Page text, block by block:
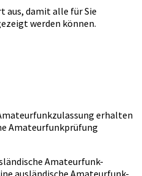
aus, damit alle für Sie
werden können.
erhalten
Amateurfunkprüfung
Amateurfunk-